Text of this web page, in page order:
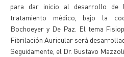
para dar inicio al desarrollo de
tratamiento médico, bajo la
Bochoeyer y De Paz. El tema
Fibrilación Auricular será
Seguidamente, el Dr. Gustavo